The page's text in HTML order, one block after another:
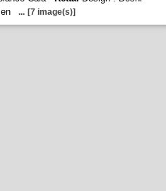
... [7 image(s)]